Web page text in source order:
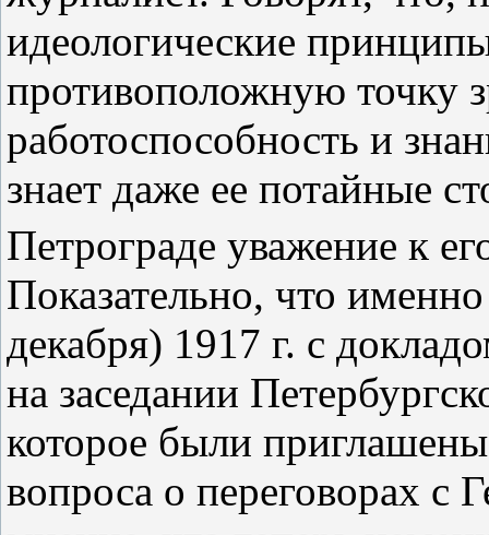
идеологические
противоположную точку
работоспособность и
знает даже ее потайные
Петрограде уважение к
Показательно, что
декабря) 1917 г. с
на заседании
которое были
вопроса о переговорах с